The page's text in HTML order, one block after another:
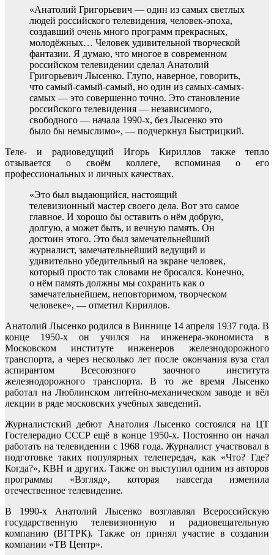
«Анатолий Григорьевич — один из самых светлых
людей российского телевидения, человек-эпоха,
создавший очень много программ прекрасных,
молодёжных… Человек удивительной творческой
фантазии. Я думаю, что многое в современном
российском телевидении сделал Анатолий
Григорьевич Лысенко. Глупо, наверное, говорить,
что самый-самый-самый, но один из самых-самых-
самых — это совершенно точно. Это становление
российского телевидения — независимого,
свободного — начала 1990-х, без Лысенко это
было бы немыслимо», — подчеркнул Быстрицкий.
Теле- и радиоведущий Игорь Кириллов также тепло
отзывается о своём коллеге, вспоминая о его
профессиональных и личных качествах.
«Это был выдающийся, настоящий
телевизионный мастер своего дела. Вот это самое
главное. И хорошо бы оставить о нём добрую,
долгую, а может быть, и вечную память. Он
достоин этого. Это был замечательнейший
журналист, замечательнейший ведущий и
удивительно убедительный на экране человек,
который просто так словами не бросался. Конечно,
о нём память должны мы сохранить как о
замечательнейшем, неповторимом, творческом
человеке», — отметил Кириллов.
Анатолий Лысенко родился в Виннице 14 апреля 1937 года. В
конце 1950-х он учился на инженера-экономиста в
Московском институте инженеров железнодорожного
транспорта, а через несколько лет после окончания вуза стал
аспирантом Всесоюзного заочного института
железнодорожного транспорта. В то же время Лысенко
работал на Люблинском литейно-механическом заводе и вёл
лекции в ряде московских учебных заведений.
Журналистский дебют Анатолия Лысенко состоялся на ЦТ
Гостелерадио СССР ещё в конце 1950-х. Постоянно он начал
работать на телевидении с 1968 года. Журналист участвовал в
подготовке таких популярных телепередач, как «Что? Где?
Когда?», КВН и других. Также он выступил одним из авторов
программы «Взгляд», которая навсегда изменила
отечественное телевидение.
В 1990-х Анатолий Лысенко возглавлял Всероссийскую
государственную телевизионную и радиовещательную
компанию (ВГТРК). Также он принял участие в создании
компании «ТВ Центр».